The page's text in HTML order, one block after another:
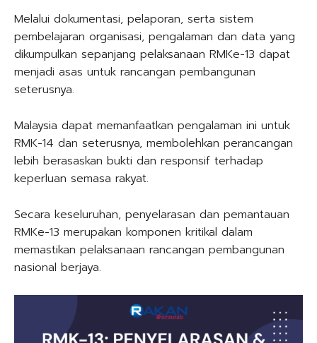
Melalui dokumentasi, pelaporan, serta sistem
pembelajaran organisasi, pengalaman dan data yang
dikumpulkan sepanjang pelaksanaan RMKe-13 dapat
menjadi asas untuk rancangan pembangunan
seterusnya.
Malaysia dapat memanfaatkan pengalaman ini untuk
RMK-14 dan seterusnya, membolehkan perancangan
lebih berasaskan bukti dan responsif terhadap
keperluan semasa rakyat.
Secara keseluruhan, penyelarasan dan pemantauan
RMKe-13 merupakan komponen kritikal dalam
memastikan pelaksanaan rancangan pembangunan
nasional berjaya.